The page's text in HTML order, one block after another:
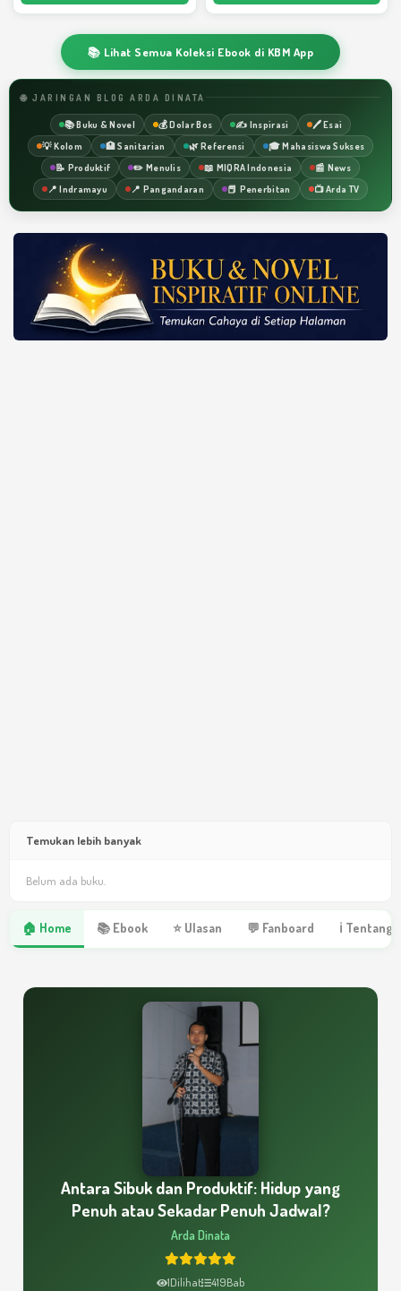
📚 Lihat Semua Koleksi Ebook di KBM App
🌐 JARINGAN BLOG ARDA DINATA
📚 Buku & Novel 💰 Dolar Bos ✍️ Inspirasi
🖊️ Esai
💡 Kolom
🏥 Sanitarian 🌿 Referensi
🎓 Mahasiswa Sukses
📝 Produktif
✏️ Menulis 📖 MIQRA Indonesia
📰 News
📍 Indramayu
📍 Pangandaran 📕 Penerbitan 📺 Arda TV
Temukan lebih banyak
Belum ada buku.
🏠 Home 📚 Ebook ⭐ Ulasan 💬 Fanboard ℹ Tentang
Antara Sibuk dan Produktif: Hidup yang
Penuh atau Sekadar Penuh Jadwal?
Arda Dinata
1Dilihat 419Bab